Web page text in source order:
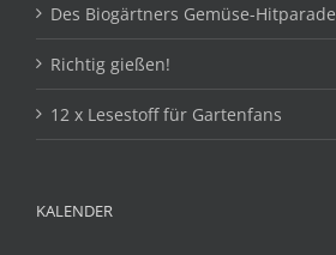
Des Biogärtners Gemüse-Hitparade
Richtig gießen!
12 x Lesestoff für Gartenfans
KALENDER